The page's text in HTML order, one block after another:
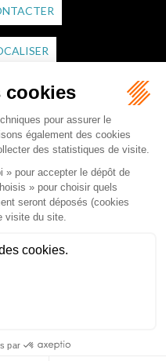
l'Europe
CASTILLON
: 05 57 51 73 64
piola-avocat.fr
Mentions légales